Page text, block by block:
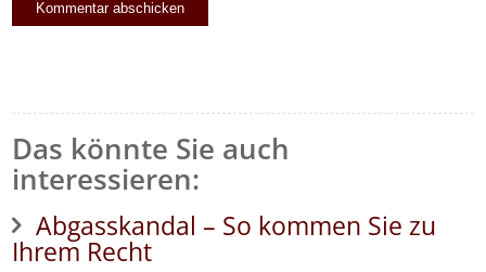
Das könnte Sie auch
interessieren:
Abgasskandal – So kommen Sie zu
Ihrem Recht